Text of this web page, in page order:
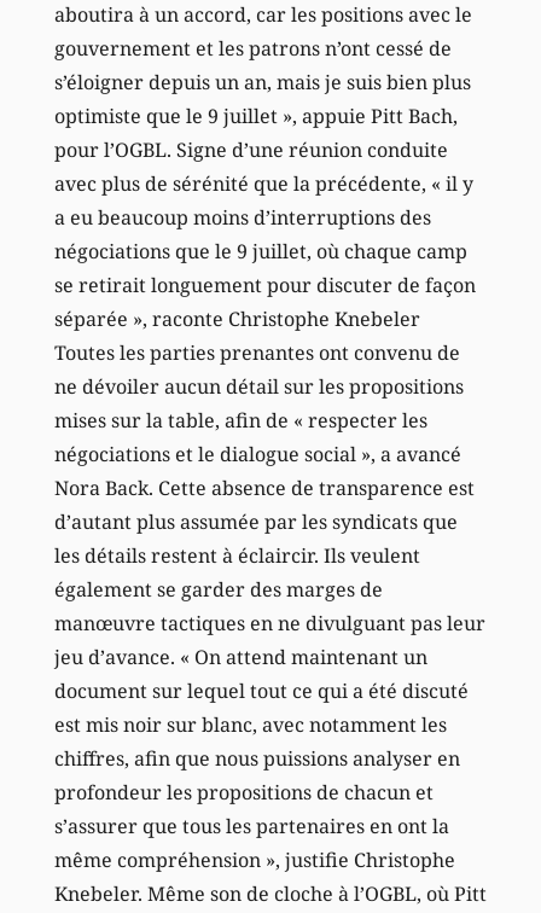
aboutira à un accord, car les positions avec le
gouvernement et les patrons n’ont cessé de
s’éloigner depuis un an, mais je suis bien plus
optimiste que le 9 juillet », appuie Pitt Bach,
pour l’OGBL. Signe d’une réunion conduite
avec plus de sérénité que la précédente, « il y
a eu beaucoup moins d’interruptions des
négociations que le 9 juillet, où chaque camp
se retirait longuement pour discuter de façon
séparée », raconte Christophe Knebeler
Toutes les parties prenantes ont convenu de
ne dévoiler aucun détail sur les propositions
mises sur la table, afin de « respecter les
négociations et le dialogue social », a avancé
Nora Back. Cette absence de transparence est
d’autant plus assumée par les syndicats que
les détails restent à éclaircir. Ils veulent
également se garder des marges de
manœuvre tactiques en ne divulguant pas leur
jeu d’avance. « On attend maintenant un
document sur lequel tout ce qui a été discuté
est mis noir sur blanc, avec notamment les
chiffres, afin que nous puissions analyser en
profondeur les propositions de chacun et
s’assurer que tous les partenaires en ont la
même compréhension », justifie Christophe
Knebeler. Même son de cloche à l’OGBL, où Pitt